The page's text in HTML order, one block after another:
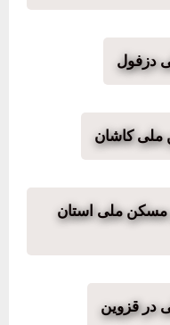
دزفول
ملی کاشان
مسکن ملی استان
در قزوین